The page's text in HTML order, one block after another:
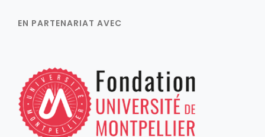
EN PARTENARIAT AVEC